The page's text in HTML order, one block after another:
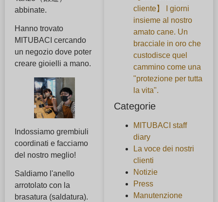
abbinate.
Hanno trovato
MITUBACI cercando
un negozio dove poter
creare gioielli a mano.
Indossiamo grembiuli
coordinati e facciamo
del nostro meglio!
Saldiamo l'anello
arrotolato con la
brasatura (saldatura).
cliente】 I giorni
insieme al nostro
amato cane. Un
bracciale in oro che
custodisce quel
cammino come una
"protezione per tutta
la vita".
Categorie
MITUBACI staff
diary
La voce dei nostri
clienti
Notizie
Press
Manutenzione